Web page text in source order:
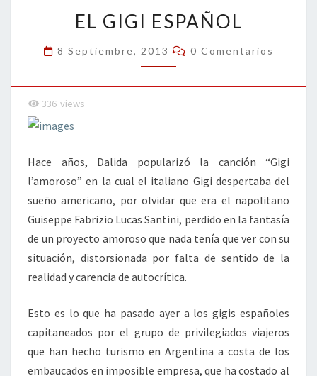
GIGI
ESPAÑOL
EL GIGI ESPAÑOL
8 Septiembre, 2013 Comentarios
0 Comentarios
336 views
Hace años, Dalida popularizó la canción “Gigi
l’amoroso” en la cual el italiano Gigi despertaba del
sueño americano, por olvidar que era el napolitano
Guiseppe Fabrizio Lucas Santini, perdido en la fantasía
de un proyecto amoroso que nada tenía que ver con su
situación, distorsionada por falta de sentido de la
realidad y carencia de autocrítica.
Esto es lo que ha pasado ayer a los gigis españoles
capitaneados por el grupo de privilegiados viajeros
que han hecho turismo en Argentina a costa de los
embaucados en imposible empresa, que ha costado al